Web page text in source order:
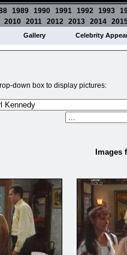
1989 1990 1991 1992 1993
2010 2011 2012 2013 2014
Gallery Celebrity
down box to display pictures:
Images